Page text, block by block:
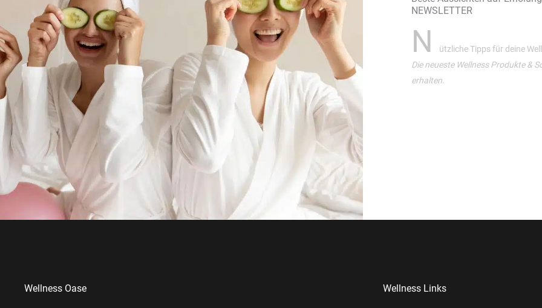
NEWSLETTER
N
ützliche Tipps für deine
Die neueste Wellness Produkte &
erhalten.
Wellness Oase Wellness Links